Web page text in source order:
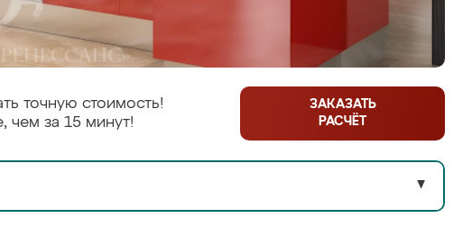
точную стоимость!
чем за 15 минут!
ЗАКАЗАТЬ
РАСЧЁТ
▼